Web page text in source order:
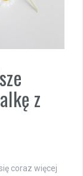
z
coraz więcej